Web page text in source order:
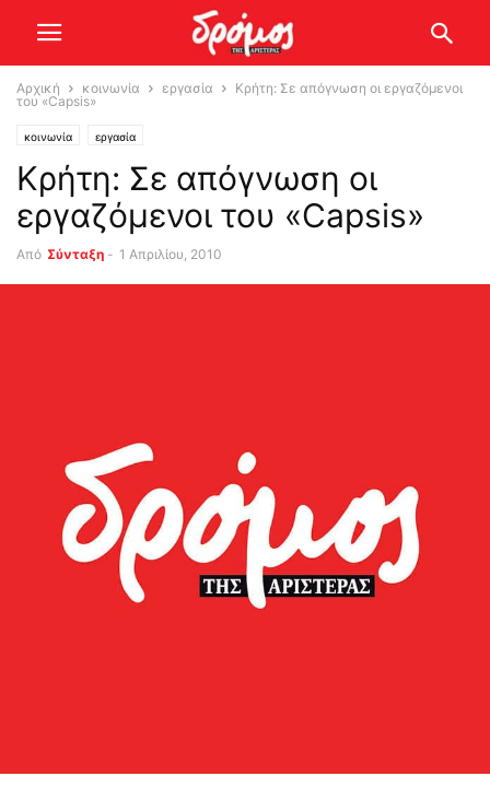
Αρχική κοινωνία εργασία
Κρήτη: Σε απόγνωση οι εργαζόμενοι
του «Capsis»
κοινωνία εργασία
Κρήτη: Σε απόγνωση οι
εργαζόμενοι του «Capsis»
Από Σύνταξη - 1 Απριλίου, 2010